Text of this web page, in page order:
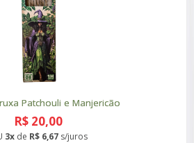
Patchouli e Manjericão
R$ 20,00
3xde R$ 6,67s/juros